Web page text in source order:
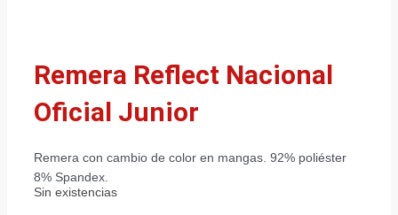
Remera Reflect Nacional
Oficial Junior
Remera con cambio de color en mangas. 92% poliéster
8% Spandex.
Sin existencias